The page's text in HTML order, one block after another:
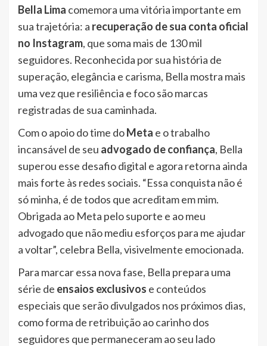
Bella Lima comemora uma vitória importante em
sua trajetória: a recuperação de sua conta oficial
no Instagram, que soma mais de 130 mil
seguidores. Reconhecida por sua história de
superação, elegância e carisma, Bella mostra mais
uma vez que resiliência e foco são marcas
registradas de sua caminhada.
Com o apoio do time doMeta e o trabalho
incansável de seu advogado de confiança, Bella
superou esse desafio digital e agora retorna ainda
mais forte às redes sociais. “Essa conquista não é
só minha, é de todos que acreditam em mim.
Obrigada ao Meta pelo suporte e ao meu
advogado que não mediu esforços para me ajudar
a voltar”, celebra Bella, visivelmente emocionada.
Para marcar essa nova fase, Bella prepara uma
série de ensaios exclusivos e conteúdos
especiais que serão divulgados nos próximos dias,
como forma de retribuição ao carinho dos
seguidores que permaneceram ao seu lado